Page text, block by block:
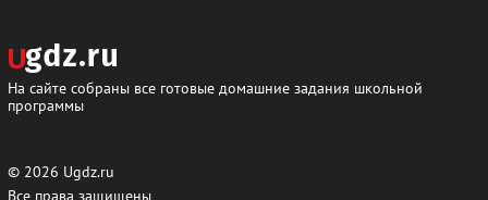
На сайте собраны все готовые домашние задания школьной
программы
© 2026 Ugdz.ru
Все права защищены